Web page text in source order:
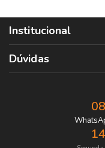
Institucional
Dúvidas